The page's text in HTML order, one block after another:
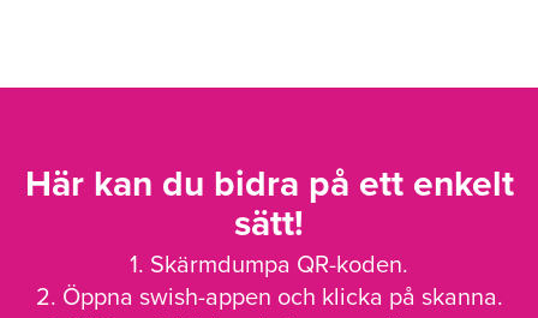
Här kan du bidra på ett enkelt
sätt!
1. Skärmdumpa QR-koden.
2. Öppna swish-appen och klicka på skanna.